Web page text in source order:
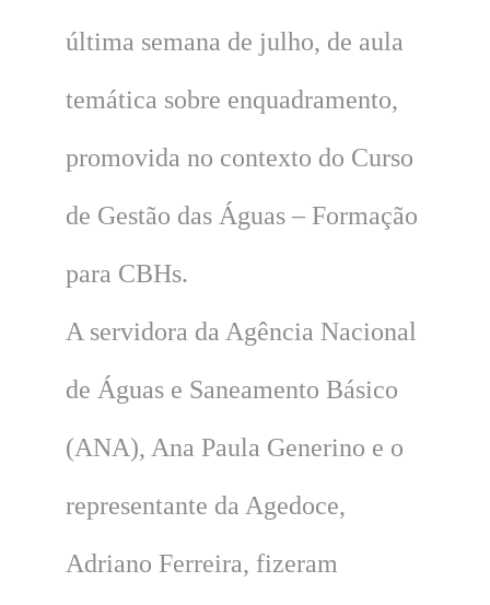
última semana de julho, de aula
temática sobre enquadramento,
promovida no contexto do Curso
de Gestão das Águas – Formação
para CBHs.
A servidora da Agência Nacional
de Águas e Saneamento Básico
(ANA), Ana Paula Generino e o
representante da Agedoce,
Adriano Ferreira, fizeram